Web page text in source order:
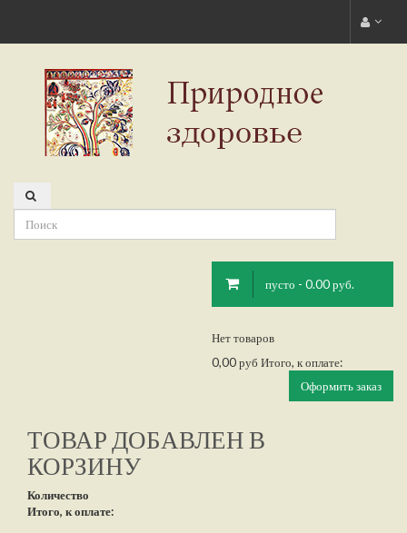
пусто - 0.00 руб.
Нет товаров
0,00 руб Итого, к оплате:
Оформить заказ
ТОВАР ДОБАВЛЕН В
КОРЗИНУ
Количество
Итого, к оплате: